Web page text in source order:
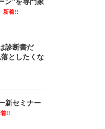
新着!!
診断書だ
としたくな
新セミナー
!!